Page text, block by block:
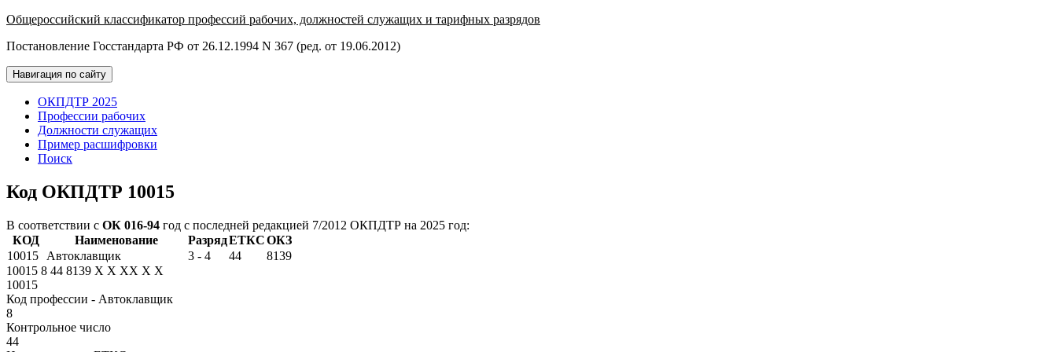
Общероссийский классификатор профессий рабочих, должностей служащих и тарифных разрядов
Постановление Госстандарта РФ от 26.12.1994 N 367 (ред. от 19.06.2012)
Навигация по сайту
ОКПДТР 2025
Профессии рабочих
Должности служащих
Пример расшифровки
Поиск
Код ОКПДТР 10015
В соответствии с ОК 016-94 год с последней редакцией 7/2012 ОКПДТР на 2025 год:
КОД
Наименование РазрядЕТКСОКЗ
10015
Автоклавщик 3 - 4 44
8139
10015 8 44 8139 X X XX X X
10015
Код профессии - Автоклавщик
8
Контрольное число
44